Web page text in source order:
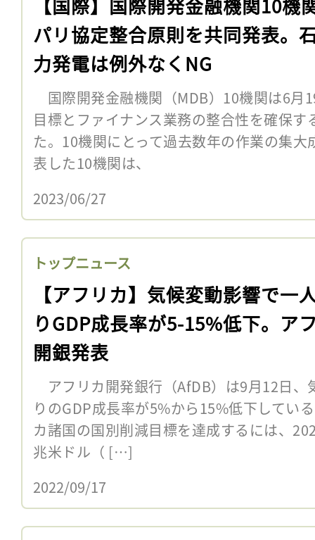
パリ協定整合原則を共同発表。
力発電は例外なくNG
国際開発金融機関（MDB）10機関は6月
目標とファイナンス業務の整合性を確保
た。10機関にとって過去数年の作業の集
表した10機関は、
2023/06/27
トップニュース
【アフリカ】気候変動影響で一
りGDP成長率が5-15%低下。ア
開銀発表
アフリカ開発銀行（AfDB）は9月12日、
りのGDP成長率が5%から15%低下してい
カ諸国の国別削減目標を達成するには、
兆米ドル（ […]
2022/09/17